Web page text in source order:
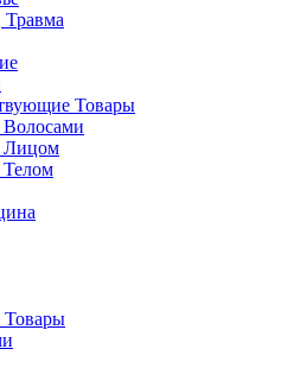
Товары
Волосами
Лицом
Телом